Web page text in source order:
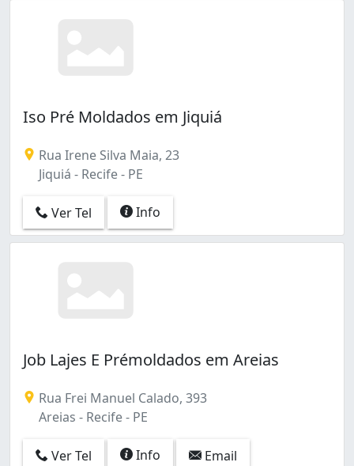
Iso Pré Moldados em Jiquiá
Rua Irene Silva Maia, 23
Jiquiá - Recife - PE
Ver Tel Info
Job Lajes E Prémoldados em Areias
Rua Frei Manuel Calado, 393
Areias - Recife - PE
Ver Tel Info Email